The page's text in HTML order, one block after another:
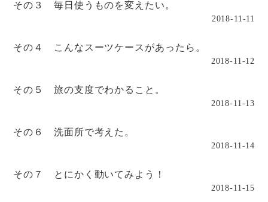
その３ 毎日使うものを変えたい。
2018-11-11
その４ こんなスーツケースがあったら。
2018-11-12
その５ 旅の支度でわかること。
2018-11-13
その６ 洗面所で考えた。
2018-11-14
その７ とにかく動いてみよう！
2018-11-15